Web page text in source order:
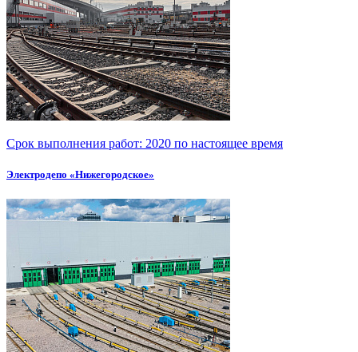
Срок выполнения работ: 2020 по настоящее время
Электродепо «Нижегородское»